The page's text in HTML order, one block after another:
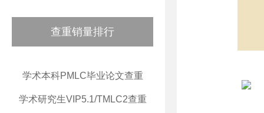
查重销量排行
学术本科PMLC毕业论文查重
学术研究生VIP5.1/TMLC2查重